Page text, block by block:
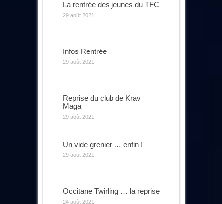
La rentrée des jeunes du TFC
29 août 2021
Infos Rentrée
29 août 2021
Reprise du club de Krav
Maga
29 août 2021
Un vide grenier … enfin !
29 août 2021
Occitane Twirling … la reprise
24 août 2021